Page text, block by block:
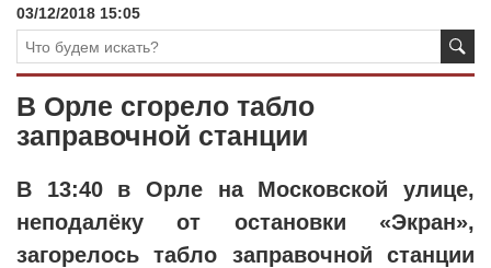
03/12/2018 15:05
В Орле сгорело табло
заправочной станции
В 13:40 в Орле на Московской улице,
неподалёку от остановки «Экран»,
загорелось табло заправочной станции